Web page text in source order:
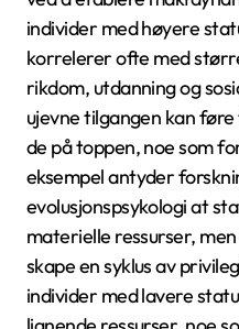
ofte har større erfaring
resultat kan disse
orden innen samfunn.
Hvordan påvirker
ressursfordeling?
Sosiale hierarkier
ved å etablere
individer med høyere
korrelerer ofte med
rikdom, utdanning og